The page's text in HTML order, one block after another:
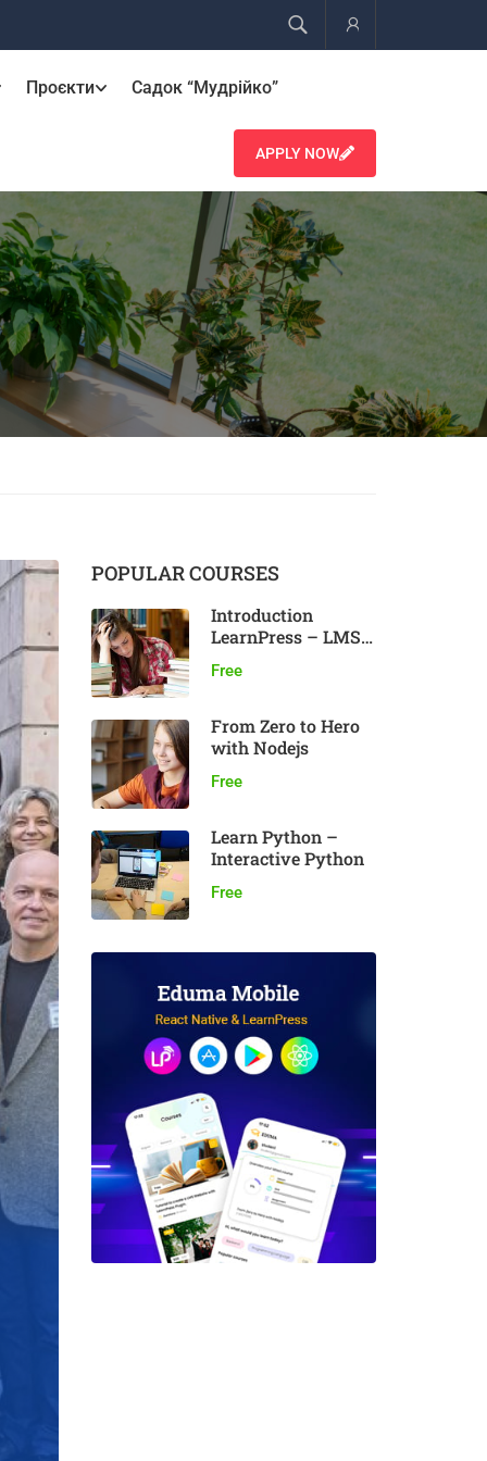
Проєкти Садок “Мудрійко”
APPLY NOW
POPULAR COURSES
Introduction
LearnPress – LMS
Free
From Zero to Hero
with Nodejs
Free
Learn Python –
Interactive Python
Free